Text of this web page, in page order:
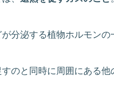
分泌する植物ホルモンの
のと同時に周囲にある